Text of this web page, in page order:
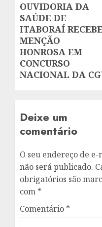
Next
post:
OUVIDORIA DA
SAÚDE DE
ITABORAÍ RECEBE
MENÇÃO
HONROSA EM
CONCURSO
NACIONAL DA
Deixe um
comentário
O seu endereço de
não será publicado.
obrigatórios são
com *
Comentário *